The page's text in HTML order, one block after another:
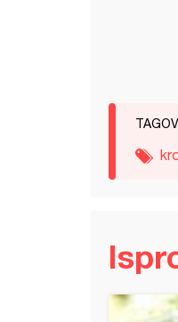
TAGOVI
punjena šargarepom